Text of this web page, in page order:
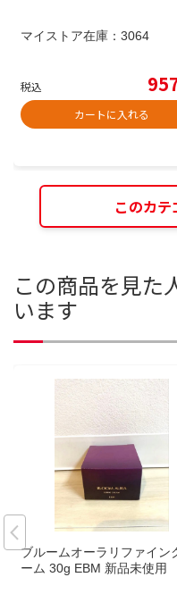
マイストア在庫： 3064
税込
カートに入れる
このカ
この商品を見た
います
ブルームオーラリファイン
ーム 30g EBM 新品未使用